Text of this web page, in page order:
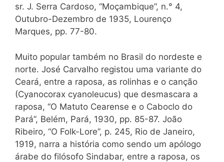
sr. J. Serra Cardoso, “Moçambique”, n.° 4,
Outubro-Dezembro de 1935, Lourenço
Marques, pp. 77-80.
Muito popular também no Brasil do nordeste e
norte. José Carvalho registou uma variante do
Ceará, entre a raposa, as rolinhas e o canção
(Cyanocorax cyanoleucus) que desmascara a
raposa, “O Matuto Cearense e o Caboclo do
Pará”, Belém, Pará, 1930, pp. 85-87. João
Ribeiro, “O Folk-Lore”, p. 245, Rio de Janeiro,
1919, narra a história como sendo um apólogo
árabe do filósofo Sindabar, entre a raposa, os